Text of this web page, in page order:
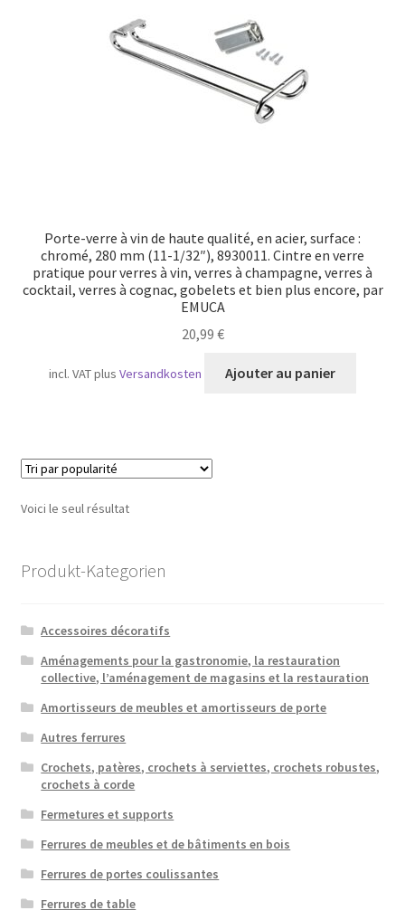
Transport maritime
Porte-verre à vin de haute qualité, en acier, surface :
chromé, 280 mm (11-1/32″), 8930011. Cintre en verre
pratique pour verres à vin, verres à champagne, verres à
cocktail, verres à cognac, gobelets et bien plus encore, par
EMUCA
20,99 €
incl. VATplusVersandkosten Ajouter au panier
Voici le seul résultat
Produkt-Kategorien
Accessoires décoratifs
Aménagements pour la gastronomie, la restauration
collective, l’aménagement de magasins et la restauration
Amortisseurs de meubles et amortisseurs de porte
Autres ferrures
Crochets, patères, crochets à serviettes, crochets robustes,
crochets à corde
Fermetures et supports
Ferrures de meubles et de bâtiments en bois
Ferrures de portes coulissantes
Ferrures de table